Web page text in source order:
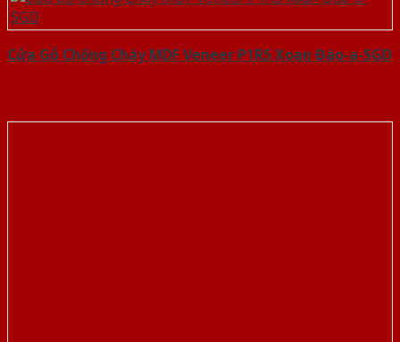
Cửa Gỗ Chống Cháy MDF Veneer P1R5 Xoan Đào-a-SGD